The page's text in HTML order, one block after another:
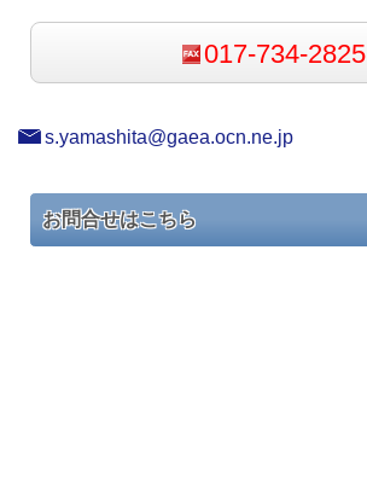
017-734-2825
s.yamashita@gaea.ocn.ne.jp
お問合せはこちら